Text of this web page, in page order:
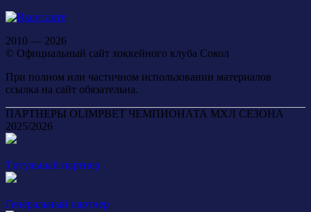
2010 — 2026
© Официальный сайт хоккейного клуба Сокол
При полном или частичном использовании материалов
ссылка на сайт обязательна.
ПАРТНЕРЫ OLIMPBET ЧЕМПИОНАТА МХЛ СЕЗОНА
2025/2026
Титульный партнер
Генеральный партнер